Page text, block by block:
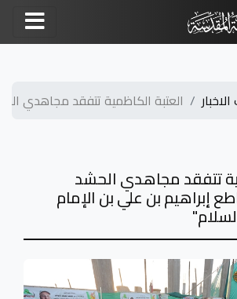
العتبة الكاظمية تتفقد مجاهدي
تتفقد مجاهدي الحشد
إبراهيم بن علي بن الإمام